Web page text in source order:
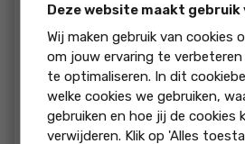
Super vriendelijk en
beoordeling:
Erg vriendelijke ontvangst en
meedenkend met klant
Deze website maakt gebruik
Wij maken gebruik van cookies
om jouw ervaring te
te optimaliseren. In dit
welke cookies we gebruiken,
gebruiken en hoe jij de cookies
verwijderen. Klik op 'Alles